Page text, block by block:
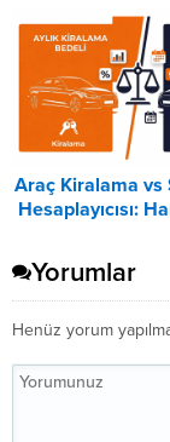
Araç Kiralama vs
Hesaplayıcısı:
Yorumlar
Henüz yorum